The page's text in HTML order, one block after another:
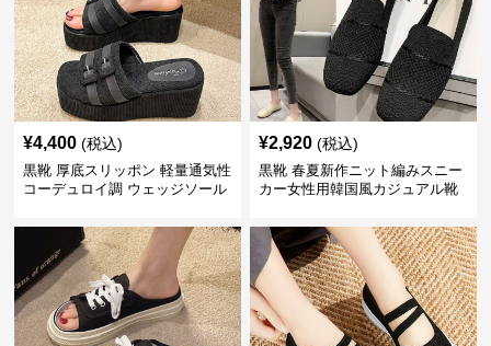
¥4,400 (税込)
黒靴 厚底スリッポン 軽量通気性
コーデュロイ調 ウェッジソール
¥2,920 (税込)
黒靴 春夏新作ニット編みスニー
カー女性用韓国風カジュアル靴